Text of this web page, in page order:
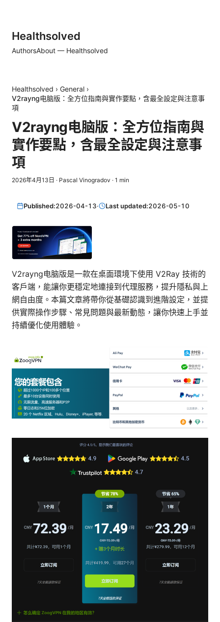
Healthsolved
AuthorsAbout — Healthsolved
Healthsolved › General ›
V2rayng电脑版：全方位指南與實作要點，含最全設定與注意事
項
V2rayng电脑版：全方位指南與
實作要點，含最全設定與注意事
項
2026年4月13日 · Pascal Vinogradov · 1 min
Published:2026-04-13· Last updated:2026-05-10
V2rayng电脑版是一款在桌面環境下使用 V2Ray 技術的
客戶端，能讓你更穩定地連接到代理服務，提升隱私與上
網自由度。本篇文章將帶你從基礎認識到進階設定，並提
供實際操作步驟、常見問題與最新動態，讓你快速上手並
持續優化使用體驗。